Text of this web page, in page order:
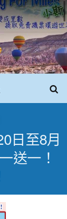
日至8月
送一！